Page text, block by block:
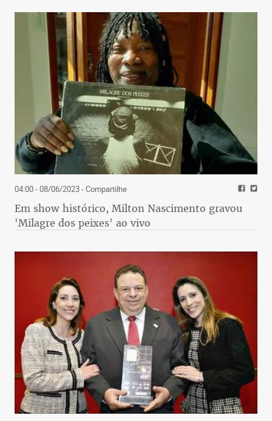
04:00 - 08/06/2023- Compartilhe
Em show histórico, Milton Nascimento gravou
'Milagre dos peixes' ao vivo